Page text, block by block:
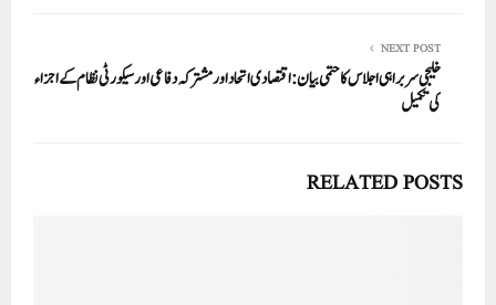
NEXT POST
خلیجی سربراہی اجلاس کا حتمی بیان: اقتصادی اتحاد اور مشترکہ دفاعی اور سیکورٹی نظام کے اجزاء
کی تکمیل
RELATED POSTS